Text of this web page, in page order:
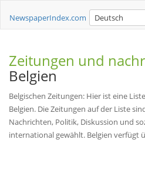
NewspaperIndex.com Deutsch
Zeitungen und
Belgien
Belgischen Zeitungen: Hier ist eine
Belgien. Die Zeitungen auf der Liste
Nachrichten, Politik, Diskussion und
international gewählt. Belgien verfügt